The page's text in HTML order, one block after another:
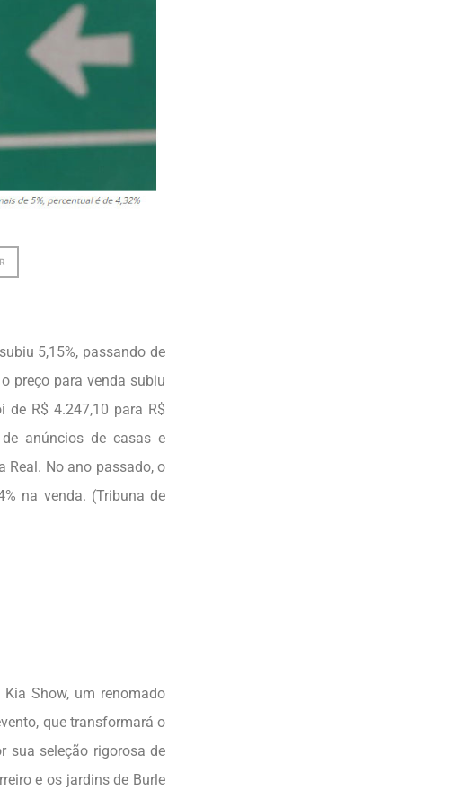
5,15%, passando de
preço para venda subiu
R$ 4.247,10 para R$
anúncios de casas e
Real. No ano passado, o
na venda. (Tribuna de
Show, um renomado
que transformará o
sua seleção rigorosa de
e os jardins de Burle